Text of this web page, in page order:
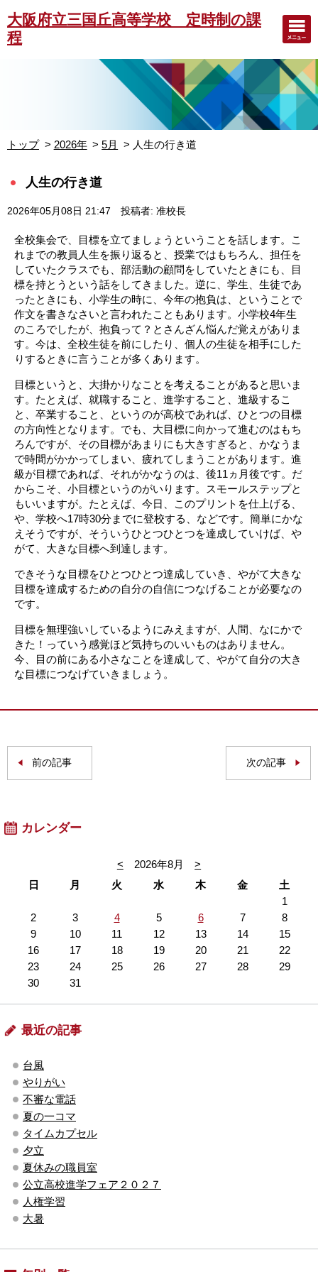
大阪府立三国丘高等学校 定時制の課
程
トップ 2026年 5月 人生の行き道
人生の行き道
2026年05月08日 21:47 投稿者: 准校長
全校集会で、目標を立てましょうということを話します。こ
れまでの教員人生を振り返ると、授業ではもちろん、担任を
していたクラスでも、部活動の顧問をしていたときにも、目
標を持とうという話をしてきました。逆に、学生、生徒であ
ったときにも、小学生の時に、今年の抱負は、ということで
作文を書きなさいと言われたこともあります。小学校4年生
のころでしたが、抱負って？とさんざん悩んだ覚えがありま
す。今は、全校生徒を前にしたり、個人の生徒を相手にした
りするときに言うことが多くあります。
目標というと、大掛かりなことを考えることがあると思いま
す。たとえば、就職すること、進学すること、進級するこ
と、卒業すること、というのが高校であれば、ひとつの目標
の方向性となります。でも、大目標に向かって進むのはもち
ろんですが、その目標があまりにも大きすぎると、かなうま
で時間がかかってしまい、疲れてしまうことがあります。進
級が目標であれば、それがかなうのは、後11ヵ月後です。だ
からこそ、小目標というのがいります。スモールステップと
もいいますが。たとえば、今日、このプリントを仕上げる、
や、学校へ17時30分までに登校する、などです。簡単にかな
えそうですが、そういうひとつひとつを達成していけば、や
がて、大きな目標へ到達します。
できそうな目標をひとつひとつ達成していき、やがて大きな
目標を達成するための自分の自信につなげることが必要なの
です。
目標を無理強いしているようにみえますが、人間、なにかで
きた！っていう感覚ほど気持ちのいいものはありません。
今、目の前にある小さなことを達成して、やがて自分の大き
な目標につなげていきましょう。
前の記事 次の記事
カレンダー
< 2026年8月
>
日
月 火 水 木 金
土
1
2
3 4 5 6 7
8
9
10 11 12 13 14
15
16
17 18 19 20 21
22
23
24 25 26 27 28
29
30
31
最近の記事
台風
やりがい
不審な電話
夏の一コマ
タイムカプセル
夕立
夏休みの職員室
公立高校進学フェア２０２７
人権学習
大暑